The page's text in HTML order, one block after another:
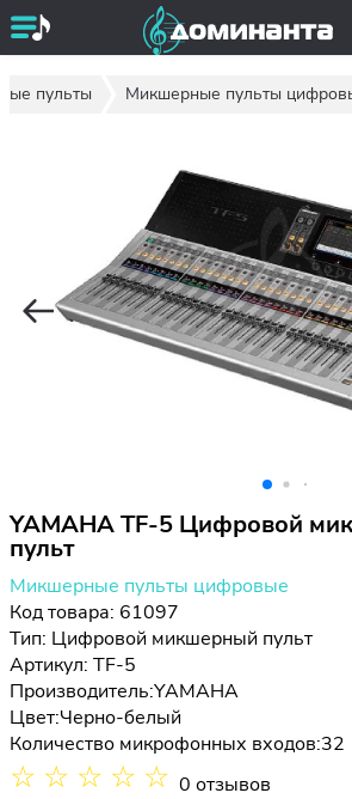
пульты Микшерные пульты
YAMAHA TF-5 Цифровой
пульт
Микшерные пульты цифровые
Код товара: 61097
Тип: Цифровой микшерный пульт
Артикул: TF-5
Производитель:YAMAHA
Цвет:Черно-белый
Количество микрофонных входов:32
☆ ☆ ☆ ☆ ☆ 0 отзывов